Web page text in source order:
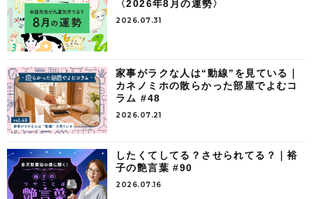
〈2026年8月の運勢〉
2026.07.31
家事がラクな人は“動線”を見ている｜
カネノミホの散らかった部屋でよむコ
ラム #48
2026.07.21
したくてしてる？させられてる？｜裕
子の艶言葉 #90
2026.07.16